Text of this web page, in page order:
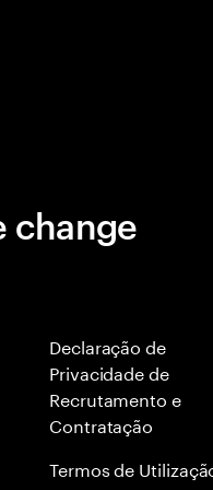
change
Declaração de
Privacidade de
Recrutamento e
Contratação
Termos de